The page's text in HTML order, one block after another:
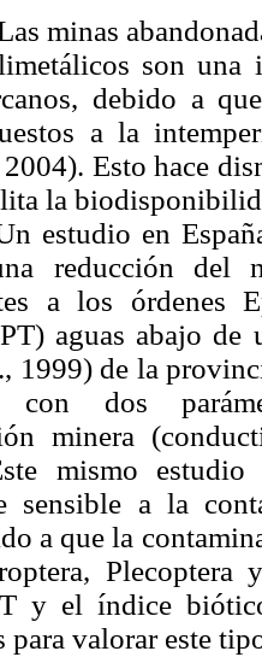
minas
son una
debido a
a la
Esto hace
la
estudio en
reducción del
a los órdenes
aguas abajo de
1999) de la
con dos
minera
mismo
sensible a la
a que la
y el índice
para valorar este